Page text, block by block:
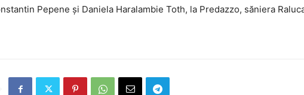
Pepene și Daniela Haralambie Toth, la Predazzo, săniera